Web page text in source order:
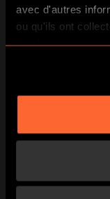
avec d'autres
ou qu'ils ont
services.